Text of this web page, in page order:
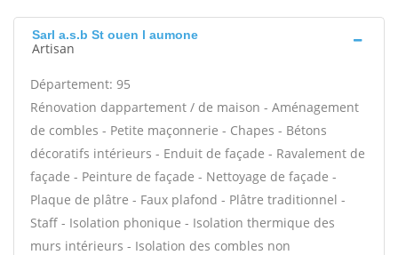
Sarl a.s.b St ouen l aumone
Artisan
Département: 95
Rénovation dappartement / de maison - Aménagement
de combles - Petite maçonnerie - Chapes - Bétons
décoratifs intérieurs - Enduit de façade - Ravalement de
façade - Peinture de façade - Nettoyage de façade -
Plaque de plâtre - Faux plafond - Plâtre traditionnel -
Staff - Isolation phonique - Isolation thermique des
murs intérieurs - Isolation des combles non